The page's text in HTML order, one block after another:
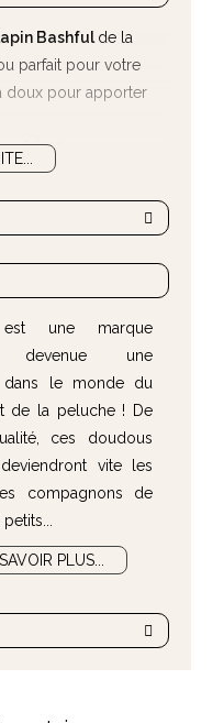
Bashfulde la
parfait pour votre
doux pour apporter
: Avec ses
à attraper pour
Haut de 31 cm
dans votre
une marque
devenue une
dans le monde du
de la peluche ! De
ces doudous
vite les
compagnons de
PLUS...